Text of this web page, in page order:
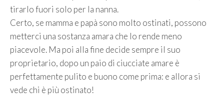
tirarlo fuori solo per la nanna.
Certo, se mamma e papà sono molto ostinati, possono
metterci una sostanza amara che lo rende meno
piacevole. Ma poi alla fine decide sempre il suo
proprietario, dopo un paio di ciucciate amare è
perfettamente pulito e buono come prima: e allora si
vede chi è più ostinato!